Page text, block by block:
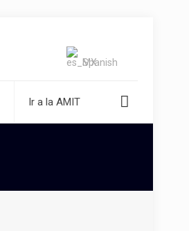
Ir a la AMIT
Spanish